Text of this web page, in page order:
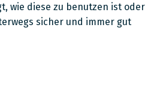
wie diese zu benutzen ist oder
sicher und immer gut